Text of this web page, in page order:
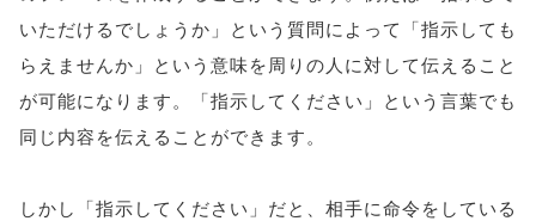
いただけるでしょうか」という質問によって「指示しても
らえませんか」という意味を周りの人に対して伝えること
が可能になります。「指示してください」という言葉でも
同じ内容を伝えることができます。
しかし「指示してください」だと、相手に命令をしている